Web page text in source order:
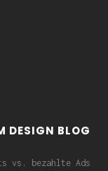
DESIGN BLOG
vs. bezahlte Ads